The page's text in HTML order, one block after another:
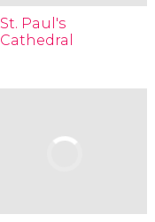
St. Paul's
Cathedral